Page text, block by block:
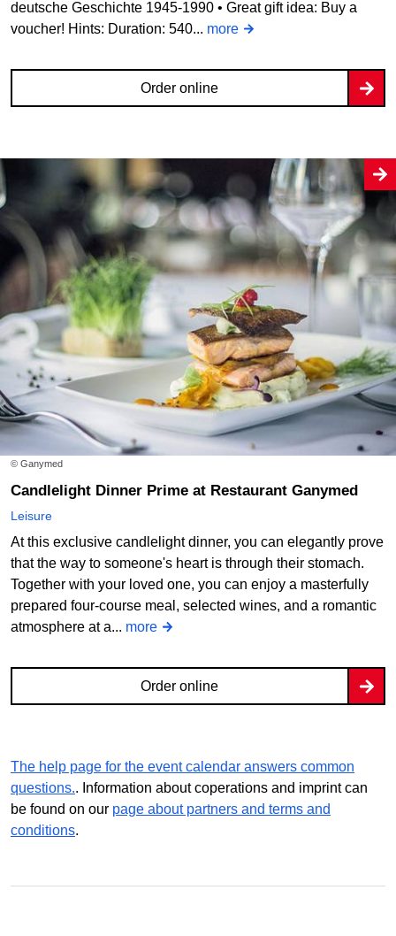
deutsche Geschichte 1945-1990 • Great gift idea: Buy a
voucher! Hints: Duration: 540... more
Order online
© Ganymed
Candlelight Dinner Prime at Restaurant Ganymed
Leisure
At this exclusive candlelight dinner, you can elegantly prove
that the way to someone's heart is through their stomach.
Together with your loved one, you can enjoy a masterfully
prepared four-course meal, selected wines, and a romantic
atmosphere at a... more
Order online
The help page for the event calendar answers common
questions.. Information about coperations and imprint can
be found on our page about partners and terms and
conditions.